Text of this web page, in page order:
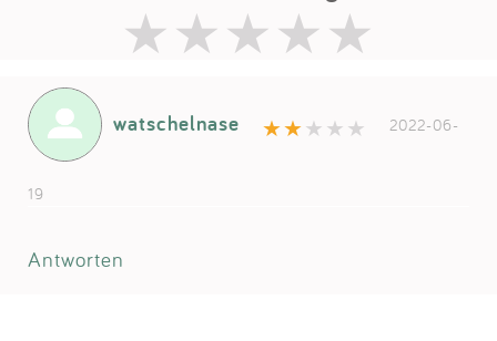
watschelnase 2022-06-
19
Antworten